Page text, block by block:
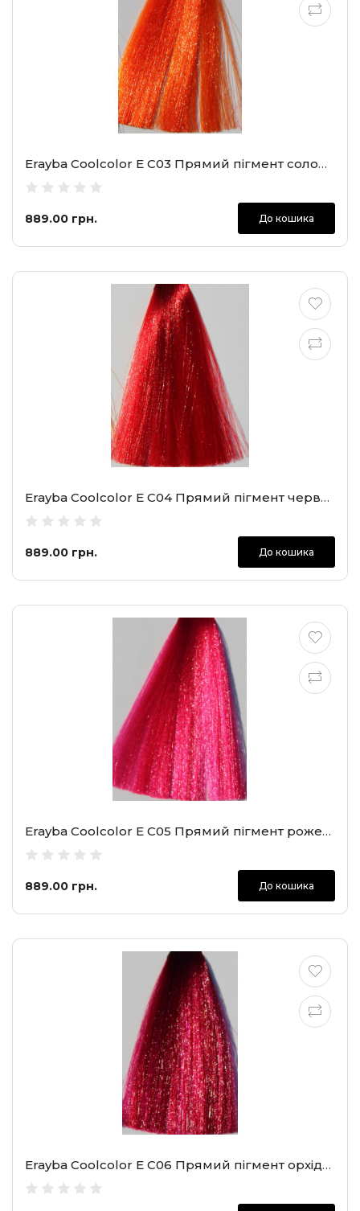
Erayba Coolcolor E C03 Прямий пігмент солодкий мандарин, 100 мл
889.00 грн. До кошика
Erayba Coolcolor E C04 Прямий пігмент червоний льодяник, 100 мл
889.00 грн. До кошика
Erayba Coolcolor E C05 Прямий пігмент рожева жуйка, 100 мл
889.00 грн. До кошика
Erayba Coolcolor E C06 Прямий пігмент орхідея кольору фуксії, 100 мл